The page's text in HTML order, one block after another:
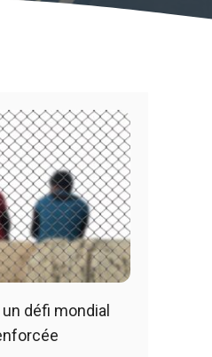
défi mondial